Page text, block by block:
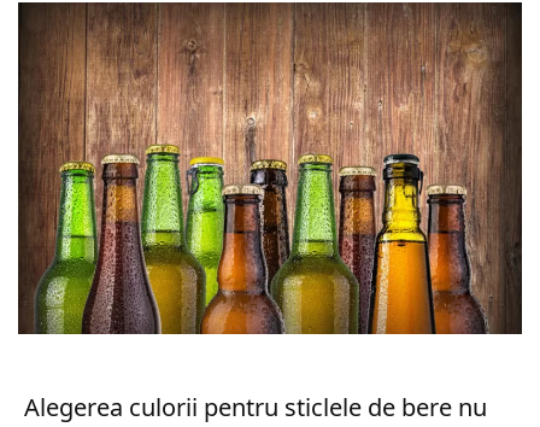
Alegerea culorii pentru sticlele de bere nu